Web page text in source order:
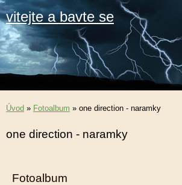
vitejte a bavte se
Úvod » Fotoalbum » one direction - naramky
one direction - naramky
Fotoalbum